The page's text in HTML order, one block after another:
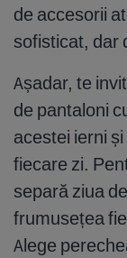
de accesorii
sofisticat, dar
Așadar, te
de pantaloni
acestei ierni
fiecare zi.
separă ziua
frumusețea
Alege